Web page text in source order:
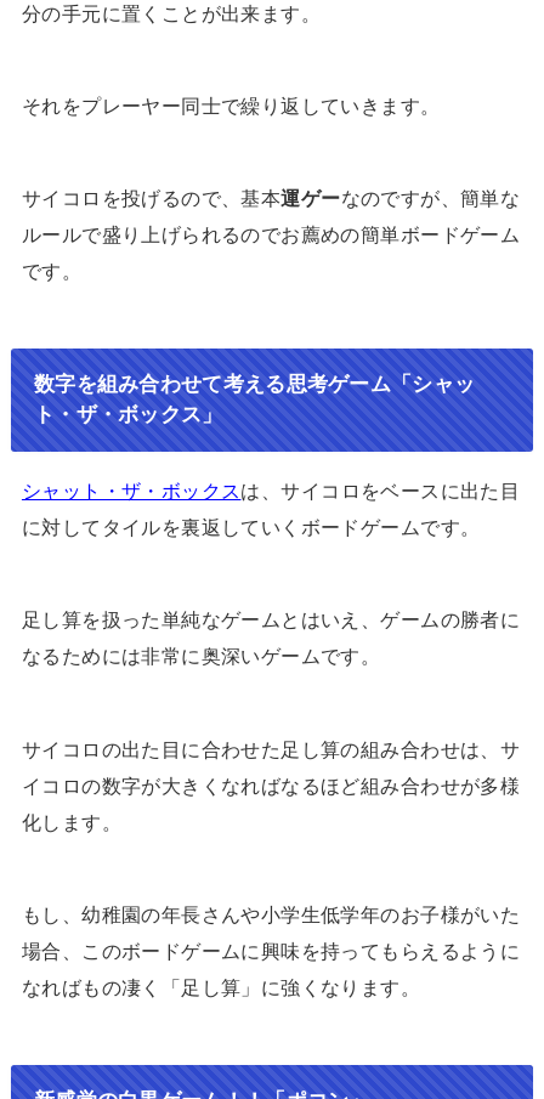
分の手元に置くことが出来ます。
それをプレーヤー同士で繰り返していきます。
サイコロを投げるので、基本運ゲーなのですが、簡単な
ルールで盛り上げられるのでお薦めの簡単ボードゲーム
です。
数字を組み合わせて考える思考ゲーム「シャッ
ト・ザ・ボックス」
シャット・ザ・ボックスは、サイコロをベースに出た目
に対してタイルを裏返していくボードゲームです。
足し算を扱った単純なゲームとはいえ、ゲームの勝者に
なるためには非常に奥深いゲームです。
サイコロの出た目に合わせた足し算の組み合わせは、サ
イコロの数字が大きくなればなるほど組み合わせが多様
化します。
もし、幼稚園の年長さんや小学生低学年のお子様がいた
場合、このボードゲームに興味を持ってもらえるように
なればもの凄く「足し算」に強くなります。